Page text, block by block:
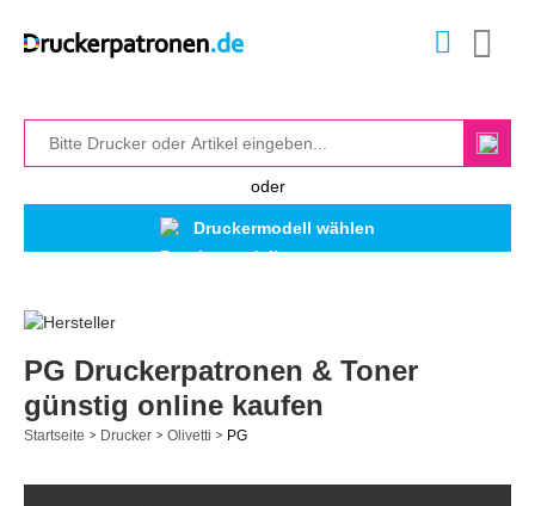
Druckermodell wählen
oder
PG Druckerpatronen & Toner
günstig online kaufen
Startseite > Drucker > Olivetti > PG